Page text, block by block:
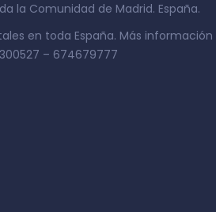
la Comunidad de Madrid. España.
en toda España. Más información
– 674679777